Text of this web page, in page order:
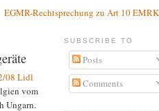
EGMR-Rechtsprechung zu Art 10 EMRK
08 Lidl
vom
Ungarn.
SUBSCRIBE TO
Posts
Comments